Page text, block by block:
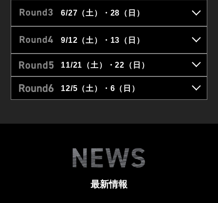
6/27（土）・28（日）
9/12（土）・13（日）
11/21（土）・22（日）
12/5（土）・6（日）
最新情報